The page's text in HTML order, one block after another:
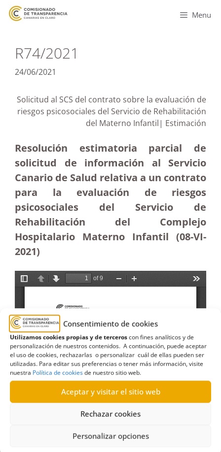
Consentimiento de cookies
Utilizamos cookies propias y de terceroscon fines analíticos y de
personalización de nuestros contenidos. A continuación, puede aceptar
el uso de cookies, rechazarlas o personalizar cuál de ellas pueden ser
utilizadas. Para editar sus preferencias o tener más información, visite
nuestra Política de cookiesde nuestro sitio web.
Aceptar y visitar el sitio web
Rechazar cookies
Personalizar opciones
Menu
R74/2021
24/06/2021
Solicitud al SCS del contrato sobre la evaluación de
riesgos psicosociales del Servicio de Rehabilitación
del Materno Infantil| Estimación
Resolución estimatoria parcial de
solicitud de información al Servicio
Canario de Salud relativa a un contrato
para la evaluación de riesgos
psicosociales del Servicio de
Rehabilitación del Complejo
Hospitalario Materno Infantil (08-VI-
2021)